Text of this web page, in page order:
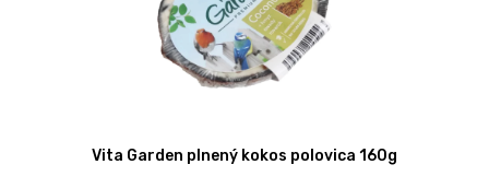
Vita Garden plnený kokos polovica 160g